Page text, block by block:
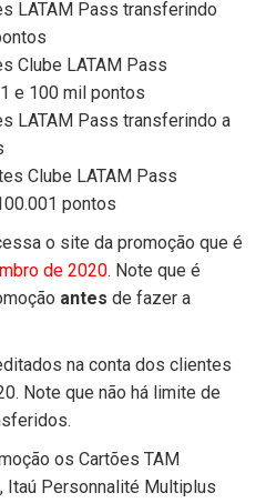
LATAM Pass transferindo
Clube LATAM Pass
e 100 mil pontos
LATAM Pass transferindo a
Clube LATAM Pass
pontos
o site da promoção que é
de 2020. Note que é
antes de fazer a
na conta dos clientes
Note que não há limite de
os Cartões TAM
Itaú Personnalité Multiplus